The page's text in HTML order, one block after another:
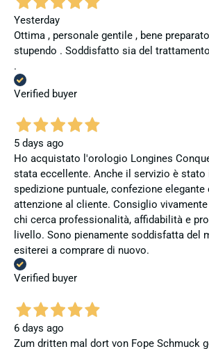
Yesterday
Ottima , personale gentile , bene
stupendo . Soddisfatto sia del
.
Verified buyer
5 days ago
Ho acquistato l'orologio Longines
stata eccellente. Anche il servizio è stato
spedizione puntuale, confezione elegante
attenzione al cliente. Consiglio
chi cerca professionalità, affidabilità e
livello. Sono pienamente soddisfatta del
esiterei a comprare di nuovo.
Verified buyer
6 days ago
Zum dritten mal dort von Fope Schmuck